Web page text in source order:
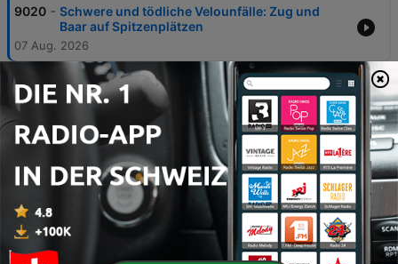
9020 - Schwere und tödliche Velounfälle: Zug und
Baar auf Spitzenplätzen
07 Aug. 2026
9019 -
Nicht alle begeistern sich für «Muni Max» auf
dem «Nätschen»
07 Aug. 2026
-
Drei Gemeinden aus drei Kantonen fordern
Tempo 60 im Boowald
07 Aug. 2026
9017 -
Baupläne beim Denkmal: Morgartenspektakel
vor der Premiere
06 Aug. 2026